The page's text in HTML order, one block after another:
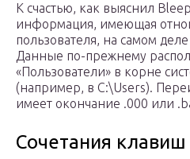
К счастью, как выяснил
информация, имеющая
пользователя, на самом
Данные по-прежнему
«Пользователи» в корне
(например, в C:\Users).
имеет окончание .000 или
Сочетания